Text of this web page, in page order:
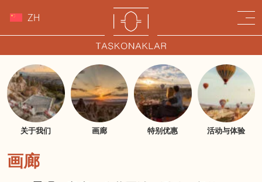
ZH
关于我们 画廊 特别优惠 活动与体验
画廊